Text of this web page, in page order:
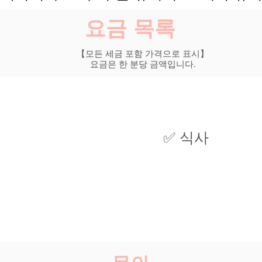
요금 목록
【모든 세금 포함 가격으로 표시】
요금은 한 분당 금액입니다.
✅ 식사